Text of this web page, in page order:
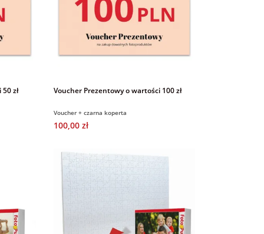
zł Voucher Prezentowy o wartości 100 zł
Voucher + czarna koperta
100,00 zł